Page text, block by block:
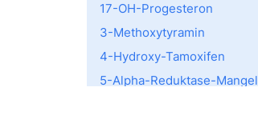
17-OH-Progesteron
3-Methoxytyramin
4-Hydroxy-Tamoxifen
5-Alpha-Reduktase-Mangel